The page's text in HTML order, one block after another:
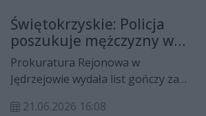
służby, mężczyzna został
odnaleziony po godzinie 12.20 w
pobliżu swojego miejsca
zamieszkania.
Świętokrzyskie: Policja
poszukuje mężczyzny w
związku z zarzutami
zabójstwa i usiłowania
zabójstwa
Prokuratura Rejonowa w
Jędrzejowie wydała list gończy za
popełnienie poważnych
21.06.2026 16:08